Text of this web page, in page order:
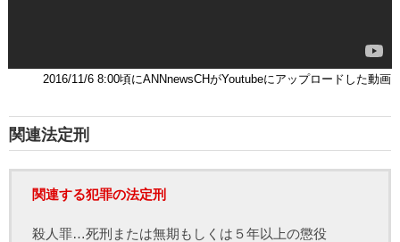
2016/11/6 8:00頃にANNnewsCHがYoutubeにアップロードした動画
関連法定刑
関連する犯罪の法定刑
殺人罪…死刑または無期もしくは５年以上の懲役